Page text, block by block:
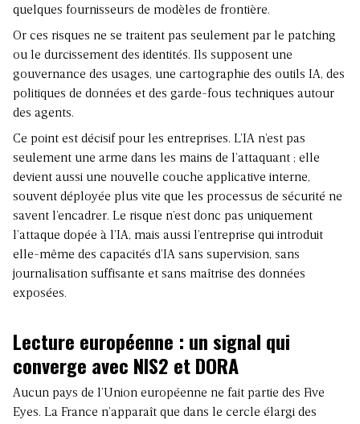
quelques fournisseurs de modèles de frontière.
Or ces risques ne se traitent pas seulement par le patching
ou le durcissement des identités. Ils supposent une
gouvernance des usages, une cartographie des outils IA, des
politiques de données et des garde-fous techniques autour
des agents.
Ce point est décisif pour les entreprises. L’IA n’est pas
seulement une arme dans les mains de l’attaquant ; elle
devient aussi une nouvelle couche applicative interne,
souvent déployée plus vite que les processus de sécurité ne
savent l’encadrer. Le risque n’est donc pas uniquement
l’attaque dopée à l’IA, mais aussi l’entreprise qui introduit
elle-même des capacités d’IA sans supervision, sans
journalisation suffisante et sans maîtrise des données
exposées.
Lecture européenne : un signal qui
converge avec NIS2 et DORA
Aucun pays de l’Union européenne ne fait partie des Five
Eyes. La France n’apparaît que dans le cercle élargi des